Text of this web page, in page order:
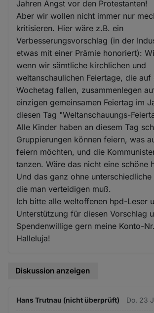
Jahren Angst vor den Protestanten!
Aber wir wollen nicht immer nur
kritisieren. Hier wäre z.B. ein
Verbesserungsvorschlag (in der
etwas mit einer Prämie honoriert):
wenn wir sämtliche kirchlichen und
weltanschaulichen Feiertage, die auf
Wochetag fallen, zusammenlegen
einzigen gemeinsamen Feiertag im
diesen Tag "Weltanschauungs-
Alle Kinder haben an diesem Tag
Gruppierungen können feiern, was
feiern möchten, und die
tanzen. Wäre das nicht eine schöne
Und das ganz ohne unterschiedliche
die man verteidigen muß.
Ich bitte alle weltoffenen hpd-Leser
Unterstützung für diesen Vorschlag
Spendenwillige gern meine Konto-
Halleluja!
Diskussion anzeigen
Hans Trutnau (nicht überprüft) Do. 23